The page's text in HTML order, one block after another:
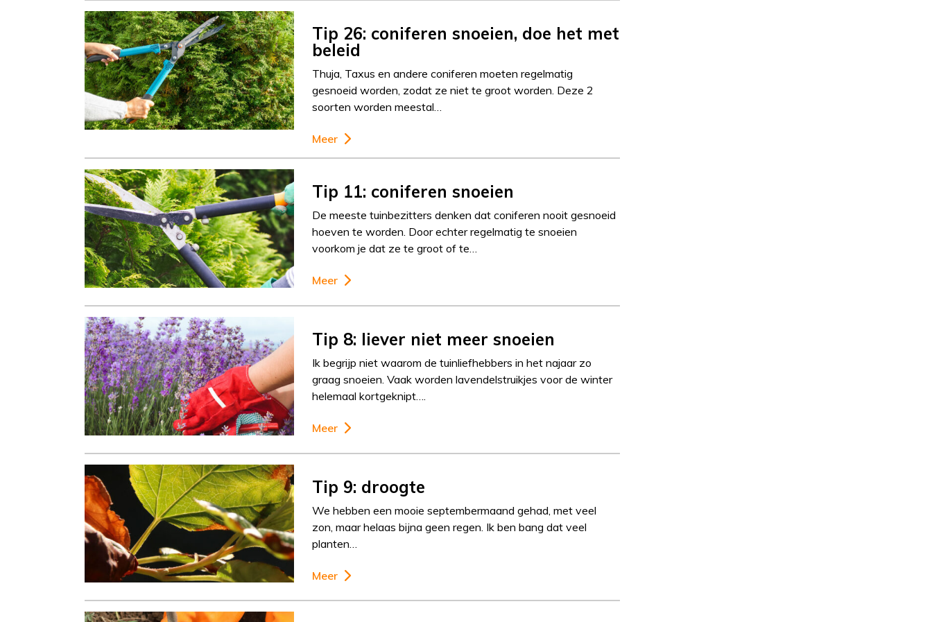
Tip 26: coniferen snoeien, doe het met
beleid
Thuja, Taxus en andere coniferen moeten regelmatig
gesnoeid worden, zodat ze niet te groot worden. Deze 2
soorten worden meestal…
Meer
Tip 11: coniferen snoeien
De meeste tuinbezitters denken dat coniferen nooit gesnoeid
hoeven te worden. Door echter regelmatig te snoeien
voorkom je dat ze te groot of te…
Meer
Tip 8: liever niet meer snoeien
Ik begrijp niet waarom de tuinliefhebbers in het najaar zo
graag snoeien. Vaak worden lavendelstruikjes voor de winter
helemaal kortgeknipt….
Meer
Tip 9: droogte
We hebben een mooie septembermaand gehad, met veel
zon, maar helaas bijna geen regen. Ik ben bang dat veel
planten…
Meer